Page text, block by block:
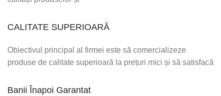
CALITATE SUPERIOARĂ
Obiectivul principal al firmei este să comercializeze
produse de calitate superioară la prețuri mici și să satisfacă
Banii Înapoi Garantat